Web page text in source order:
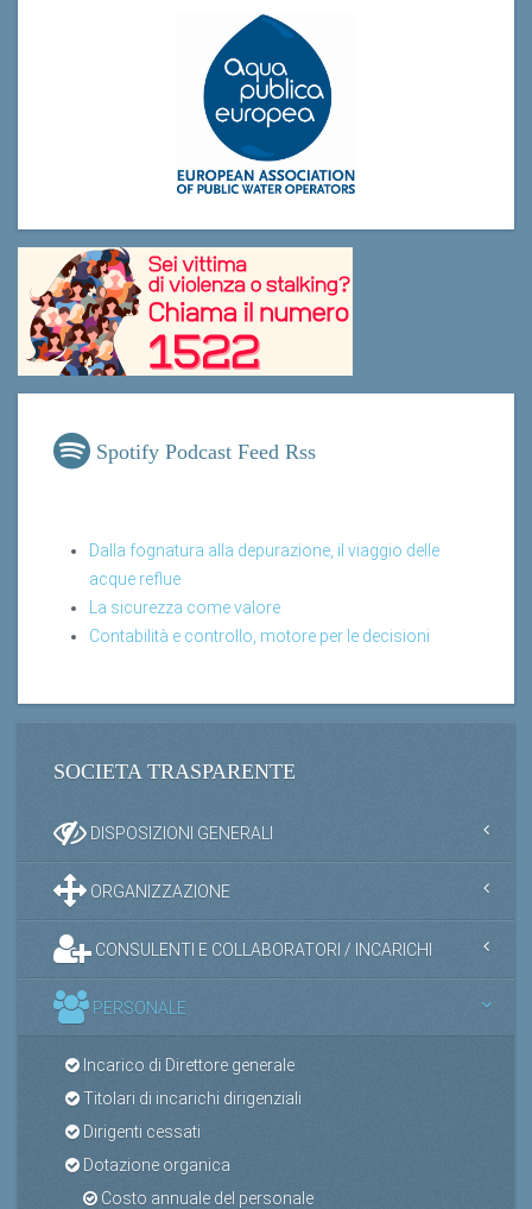
Spotify Podcast Feed Rss
Dalla fognatura alla depurazione, il viaggio delle
acque reflue
La sicurezza come valore
Contabilità e controllo, motore per le decisioni
SOCIETA TRASPARENTE
DISPOSIZIONI GENERALI
ORGANIZZAZIONE
CONSULENTI E COLLABORATORI / INCARICHI
PERSONALE
Incarico di Direttore generale
Titolari di incarichi dirigenziali
Dirigenti cessati
Dotazione organica
Costo annuale del personale